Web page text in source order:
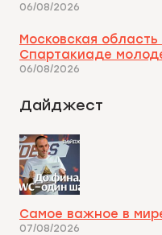
06/08/2026
Московская
Спартакиаде
06/08/2026
Дайджест
Самое важное в
07/08/2026